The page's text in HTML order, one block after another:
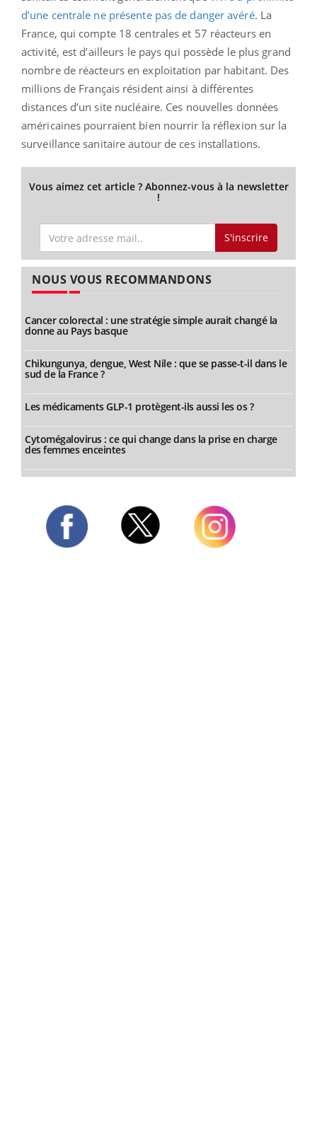
d’une centrale ne présente pas de danger avéré. La
France, qui compte 18 centrales et 57 réacteurs en
activité, est d’ailleurs le pays qui possède le plus grand
nombre de réacteurs en exploitation par habitant. Des
millions de Français résident ainsi à différentes
distances d’un site nucléaire. Ces nouvelles données
américaines pourraient bien nourrir la réflexion sur la
surveillance sanitaire autour de ces installations.
Vous aimez cet article ? Abonnez-vous à la newsletter
!
S'inscrire
NOUS VOUS RECOMMANDONS
Cancer colorectal : une stratégie simple aurait changé la
donne au Pays basque
Chikungunya, dengue, West Nile : que se passe-t-il dans le
sud de la France ?
Les médicaments GLP-1 protègent-ils aussi les os ?
Cytomégalovirus : ce qui change dans la prise en charge
des femmes enceintes